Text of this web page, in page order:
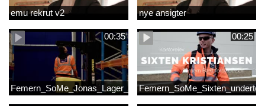
emu rekrut v2 nye ansigter
00:35
Femern_SoMe_Jonas_Lager_Undertekst
00:25